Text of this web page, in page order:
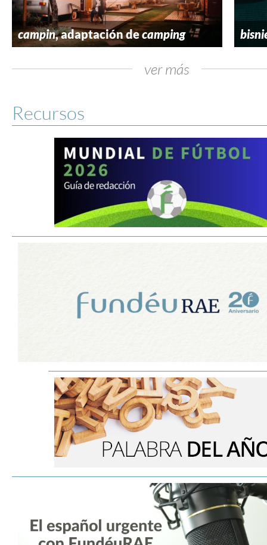
campin, adaptación decamping
ver más
Recursos